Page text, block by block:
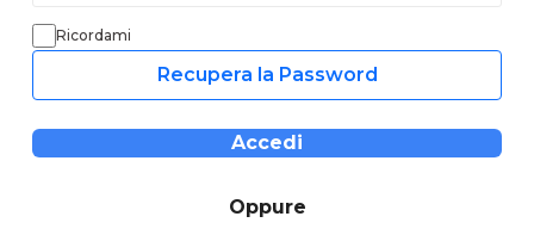
Ricordami
Recupera la Password
Accedi
Oppure